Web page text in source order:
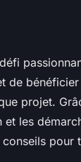
bénéficier
projet.
les
pour